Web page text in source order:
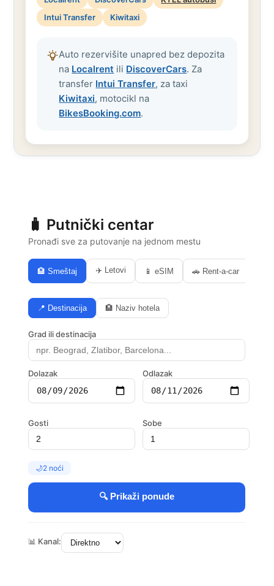
Intui Transfer
Kiwitaxi
Auto rezervišite unapred bez depozita
na Localrent ili DiscoverCars. Za
transfer Intui Transfer, za taxi
Kiwitaxi, motocikl na
BikesBooking.com.